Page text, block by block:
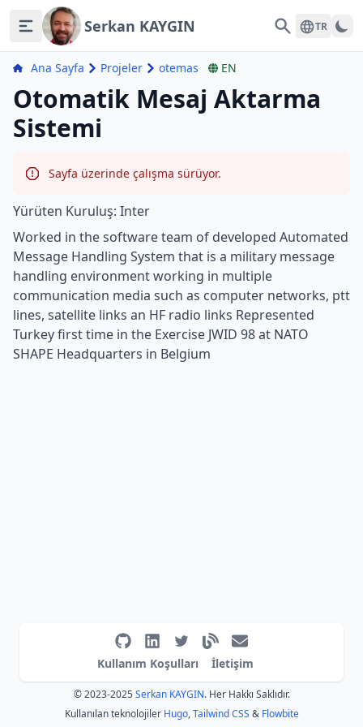
Serkan KAYGIN SearchTR
Ana Sayfa Projeler otemas EN
Otomatik Mesaj Aktarma
Sistemi
Sayfa üzerinde çalışma sürüyor.
Yürüten Kuruluş: Inter
Worked in the software team of developed Automated
Message Handling System that is a military message
handling environment working in multiple
communication media such as computer networks, ptt
lines, satellite links an HF radio links Represented
Turkey first time in the Exercise JWID 98 at NATO
SHAPE Headquarters in Belgium
Kullanım Koşulları İletişim
© 2023-2025Serkan KAYGIN. Her Hakkı Saklıdır.
Kullanılan teknolojiler Hugo,Tailwind CSS & Flowbite